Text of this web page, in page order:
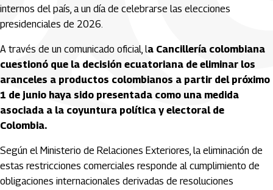
internos del país, a un día de celebrarse las elecciones
presidenciales de 2026.
A través de un comunicado oficial, la Cancillería colombiana
cuestionó que la decisión ecuatoriana de eliminar los
aranceles a productos colombianos a partir del próximo
1 de junio haya sido presentada como una medida
asociada a la coyuntura política y electoral de
Colombia.
Según el Ministerio de Relaciones Exteriores, la eliminación de
estas restricciones comerciales responde al cumplimiento de
obligaciones internacionales derivadas de resoluciones